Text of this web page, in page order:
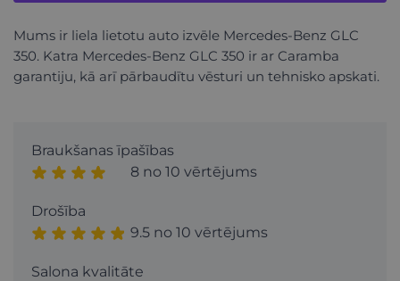
Mums ir liela lietotu auto izvēle Mercedes-Benz GLC
350. Katra Mercedes-Benz GLC 350 ir ar Caramba
garantiju, kā arī pārbaudītu vēsturi un tehnisko apskati.
Braukšanas īpašības
8 no 10 vērtējums
Drošība
9.5 no 10 vērtējums
Salona kvalitāte